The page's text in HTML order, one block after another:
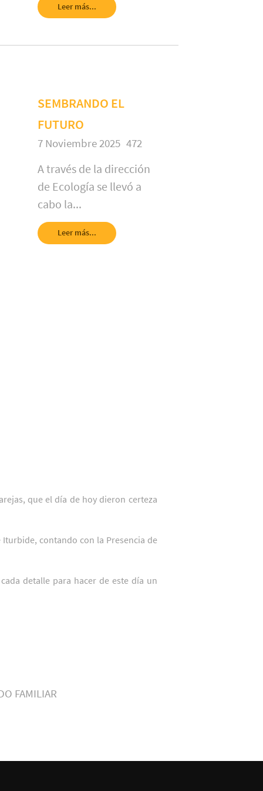
Leer más...
SEMBRANDO EL
FUTURO
7 Noviembre 2025 472
A través de la dirección
de Ecología se llevó a
cabo la...
Leer más...
que el día de hoy dieron certeza
Iturbide, contando con la Presencia de
detalle para hacer de este día un
FAMILIAR